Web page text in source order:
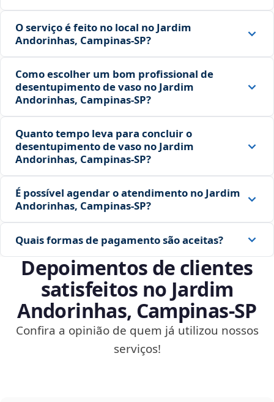
O serviço é feito no local no Jardim
Andorinhas, Campinas‑SP?
Como escolher um bom profissional de
desentupimento de vaso no Jardim
Andorinhas, Campinas‑SP?
Quanto tempo leva para concluir o
desentupimento de vaso no Jardim
Andorinhas, Campinas‑SP?
É possível agendar o atendimento no Jardim
Andorinhas, Campinas‑SP?
Quais formas de pagamento são aceitas?
Depoimentos de clientes
satisfeitos no Jardim
Andorinhas, Campinas‑SP
Confira a opinião de quem já utilizou nossos
serviços!